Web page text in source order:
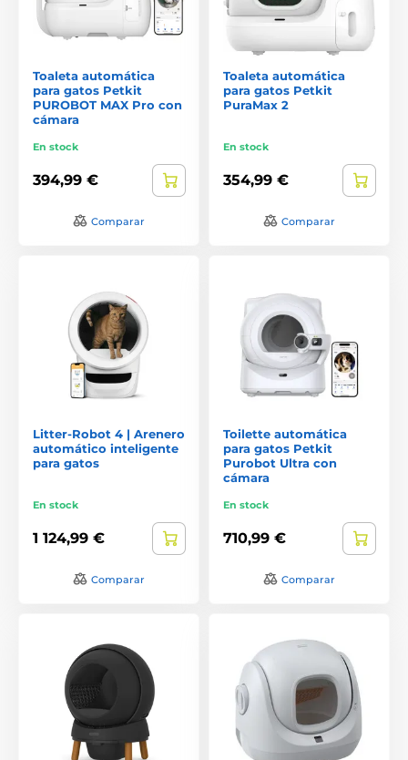
Toaleta automática
para gatos Petkit
PUROBOT MAX Pro con
cámara
En stock
394,99 €
Comparar
Toaleta automática
para gatos Petkit
PuraMax 2
En stock
354,99 €
Comparar
Litter-Robot 4 | Arenero
automático inteligente
para gatos
En stock
1 124,99 €
Comparar
Toilette automática
para gatos Petkit
Purobot Ultra con
cámara
En stock
710,99 €
Comparar